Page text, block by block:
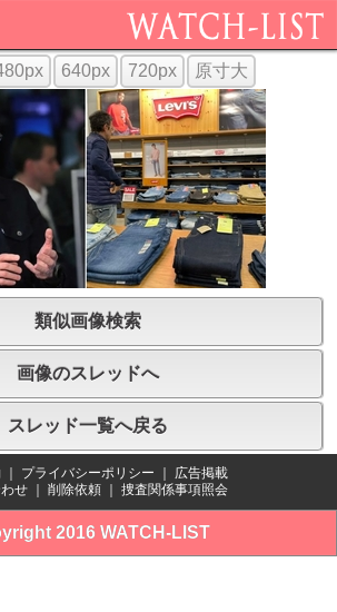
640px 720px 原寸大
類似画像検索
画像のスレッドへ
スレッド一覧へ戻る
プライバシーポリシー
広告掲載
せ
削除依頼 捜査関係事項照会
2016 WATCH-LIST